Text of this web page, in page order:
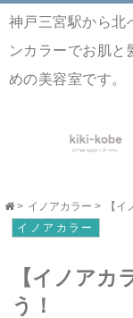
神戸三宮駅から北
ンカラーでお肌と
めの美容室です。
> イノアカラー >
【
イノアカラー
【イノアカ
う！